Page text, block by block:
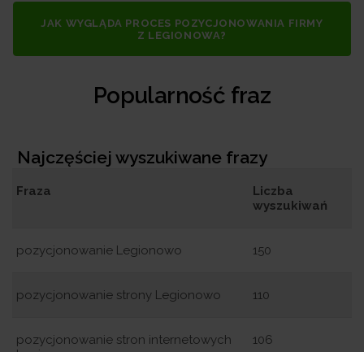
JAK WYGLĄDA PROCES POZYCJONOWANIA FIRMY
Z LEGIONOWA?
Popularność fraz
Najczęściej wyszukiwane frazy
Fraza
Liczba
wyszukiwań
pozycjonowanie Legionowo 150
pozycjonowanie strony Legionowo 110
pozycjonowanie stron internetowych
106